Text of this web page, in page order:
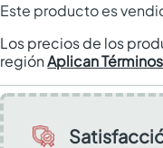
Este producto es
Los precios de los
regiónAplican